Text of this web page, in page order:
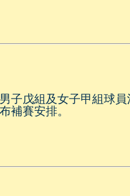
子戊組及女子甲組球
補賽安排。